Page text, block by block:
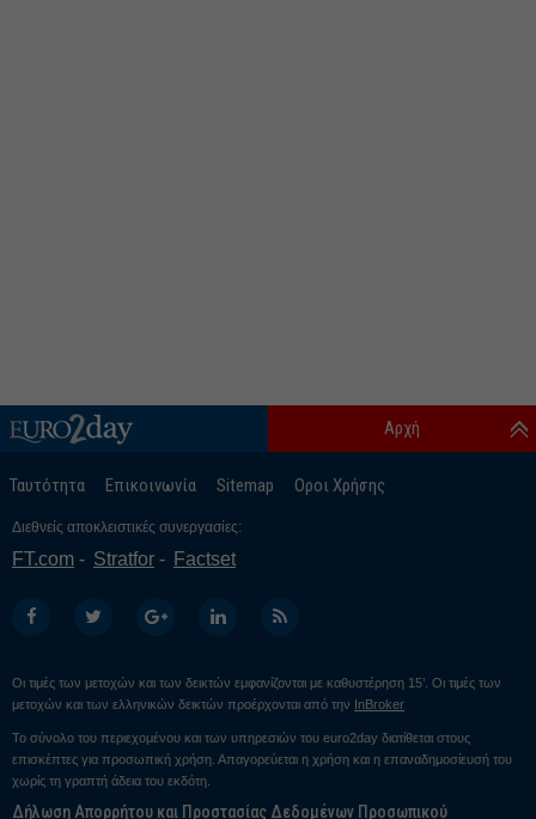
Ταυτότητα Επικοινωνία Sitemap Οροι Χρήσης
Αρχή
Διεθνείς αποκλειστικές συνεργασίες:
FT.com Stratfor Factset
Οι τιμές των μετοχών και των δεικτών εμφανίζονται με καθυστέρηση 15’. Οι τιμές των
μετοχών και των ελληνικών δεικτών προέρχονται από την InBroker
Το σύνολο του περιεχομένου και των υπηρεσιών του euro2day διατίθεται στους
επισκέπτες για προσωπική χρήση. Απαγορεύεται η χρήση και η επαναδημοσίευσή του
χωρίς τη γραπτή άδεια του εκδότη.
Δήλωση Απορρήτου και Προστασίας Δεδομένων Προσωπικού